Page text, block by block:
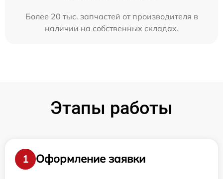
Более 20 тыс. запчастей от производителя в
наличии на собственных складах.
Этапы работы
1
Оформление заявки